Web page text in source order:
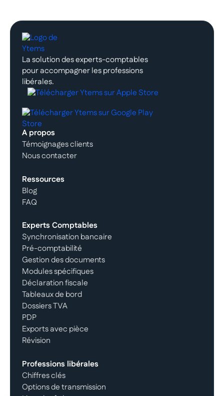
La solution des experts-comptables
pour accompagner les professions
libérales.
A propos
Témoignages clients
Nous contacter
Ressources
Blog
FAQ
Experts Comptables
Synchronisation bancaire
Pré-comptabilité
Gestion des documents
Modules spécifiques
Déclaration fiscale
Tableaux de bord
Dossiers TVA
PDP
Exports avec pièce
Révision
Professions libérales
Chiffres clés
Options de transmission